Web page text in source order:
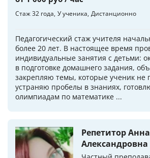
Стаж 32 года У ученика Дистанционно
Педагогический стаж учителя
более 20 лет. В настоящее время
индивидуальные занятия с детьми:
в подготовке домашнего задания,
закрепляю темы, которые ученик не
устраняю пробелы в знаниях,
олимпиадам по математике ...
Репетитор Анна
Александровна